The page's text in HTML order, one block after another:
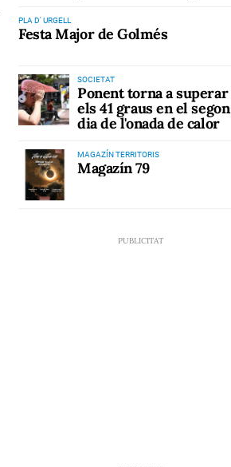
PLA D' URGELL
Festa Major de Golmés
SOCIETAT
Ponent torna a superar
els 41 graus en el segon
dia de l'onada de calor
MAGAZÍN TERRITORIS
Magazín 79